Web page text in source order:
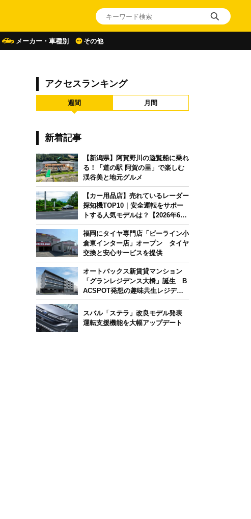
メーカー・車種別 その他
アクセスランキング
週間 月間
新着記事
【新潟県】阿賀野川の遊覧船に乗れ
る！「道の駅 阿賀の里」で楽しむ
渓谷美と地元グルメ
【カー用品店】売れているレーダー
探知機TOP10｜安全運転をサポー
トする人気モデルは？【2026年6月
版】
福岡にタイヤ専門店「ビーライン小
倉東インター店」オープン タイヤ
交換と安心サービスを提供
オートバックス新賃貸マンション
「グランレジデンス大橋」誕生 B
ACSPOT発想の趣味共生レジデン
ス
スバル「ステラ」改良モデル発表
運転支援機能を大幅アップデート